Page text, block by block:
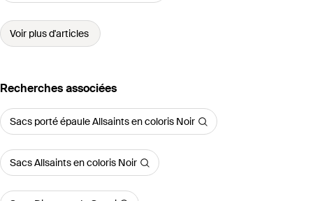
Voir plus d'articles
Recherches associées
Sacs porté épaule Allsaints en coloris Noir
Sacs Allsaints en coloris Noir